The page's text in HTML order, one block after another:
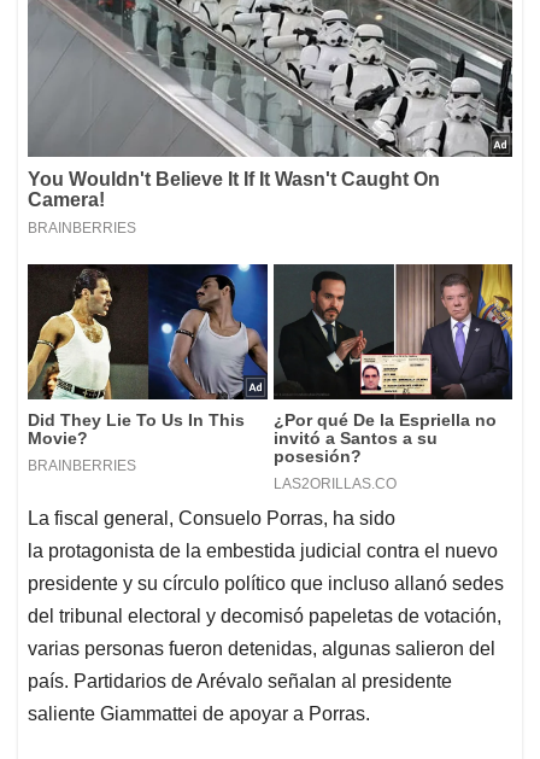
La fiscal general, Consuelo Porras, ha sido
la protagonista de la embestida judicial contra el nuevo
presidente y su círculo político que incluso allanó sedes
del tribunal electoral y decomisó papeletas de votación,
varias personas fueron detenidas, algunas salieron del
país. Partidarios de Arévalo señalan al presidente
saliente Giammattei de apoyar a Porras.